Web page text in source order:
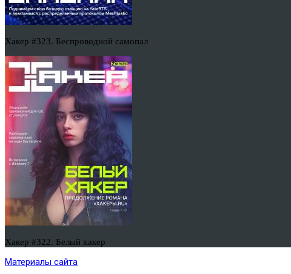
Хакер #323. Беспроводной самопал
Хакер #322. Белый хакер
Материалы сайта